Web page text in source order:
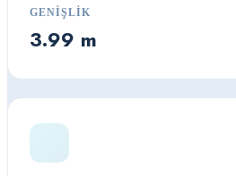
GENIŞLIK
3.99 m